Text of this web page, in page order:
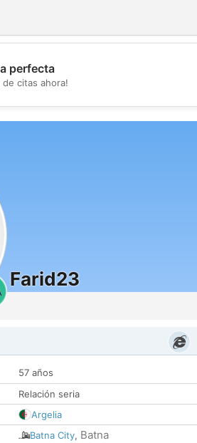
perfecta
de citas ahora!
Farid23
57 años
Relación seria
Argelia
Batna City, Batna